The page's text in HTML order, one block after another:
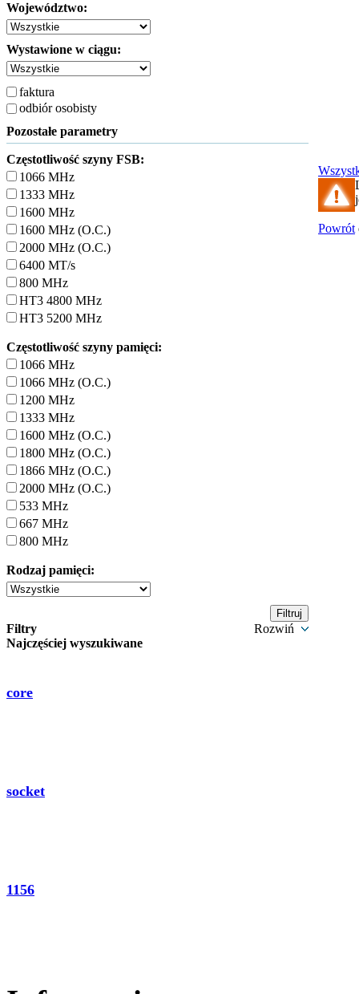
Województwo:
Wystawione w ciągu:
faktura
odbiór osobisty
Pozostałe parametry
Częstotliwość szyny FSB:
1066 MHz
1333 MHz
1600 MHz
1600 MHz (O.C.)
2000 MHz (O.C.)
6400 MT/s
800 MHz
HT3 4800 MHz
HT3 5200 MHz
Częstotliwość szyny pamięci:
1066 MHz
1066 MHz (O.C.)
1200 MHz
1333 MHz
1600 MHz (O.C.)
1800 MHz (O.C.)
1866 MHz (O.C.)
2000 MHz (O.C.)
533 MHz
667 MHz
800 MHz
Rodzaj pamięci:
Filtry
Rozwiń
Najczęściej wyszukiwane
core
socket
1156
Powrót